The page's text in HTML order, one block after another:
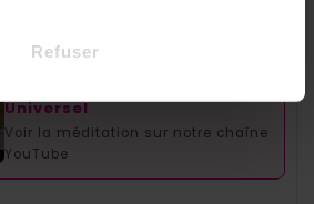
Refuser
▶ MÉDITATION GUIDÉE
Universel
Voir la méditation sur notre chaîne
YouTube